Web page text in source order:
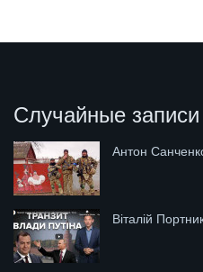
Случайные записи
Антон
Віталій